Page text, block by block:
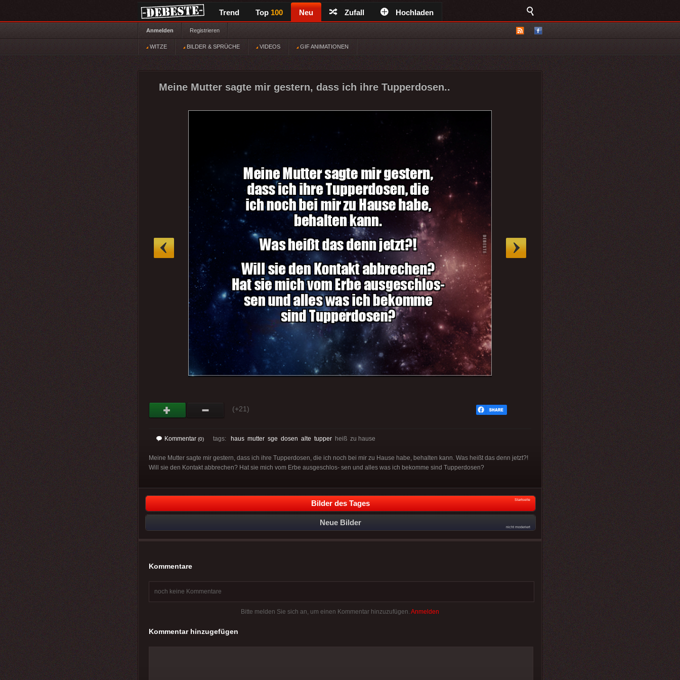
Trend Top 100 Neu Zufall Hochladen
Anmelden Registrieren
WITZE BILDER & SPRÜCHE VIDEOS GIF ANIMATIONEN
Meine Mutter sagte mir gestern, dass ich ihre Tupperdosen..
(+21)
Kommentar (0) tags: haus mutter sge dosen alte tupper heiß zu hause
Meine Mutter sagte mir gestern, dass ich ihre Tupperdosen, die ich noch bei mir zu Hause habe, behalten kann. Was heißt das denn jetzt?!
Will sie den Kontakt abbrechen? Hat sie mich vom Erbe ausgeschlos- sen und alles was ich bekomme sind Tupperdosen?
Bilder des Tages Startseite
Neue Bilder
nicht moderiert
Kommentare
noch keine Kommentare
Bitte melden Sie sich an, um einen Kommentar hinzuzufügen. Anmelden
Kommentar hinzugefügen